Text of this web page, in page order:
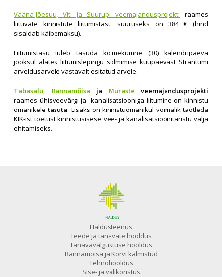
Vääna-Jõesuu, Viti ja Suurupi veemajandusprojekti raames
liituvate kinnistute liitumistasu suuruseks on 384 € (hind
sisaldab käibemaksu).
Liitumistasu tuleb tasuda kolmekümne (30) kalendripäeva
jooksul alates liitumislepingu sõlmimise kuupäevast Strantumi
arveldusarvele vastavalt esitatud arvele.
Tabasalu, Rannamõisa ja Muraste veemajandusprojekti
raames ühisveevärgi ja -kanalisatsiooniga liitumine on kinnistu
omanikeletasuta. Lisaks on kinnistuomanikul võimalik taotleda
KIK-ist toetust kinnistusisese vee- ja kanalisatsioonitaristu välja
ehitamiseks.
Haldusteenus
Teede ja tänavate hooldus
Tänavavalgustuse hooldus
Rannamõisa ja Korvi kalmistud
Tehnohooldus
Sise- ja välikoristus